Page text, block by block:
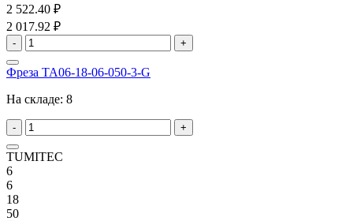
2 522.40 ₽
2 017.92 ₽
- +
Фреза TA06-18-06-050-3-G
На складе: 8
- +
TUMITEC
6
6
18
50